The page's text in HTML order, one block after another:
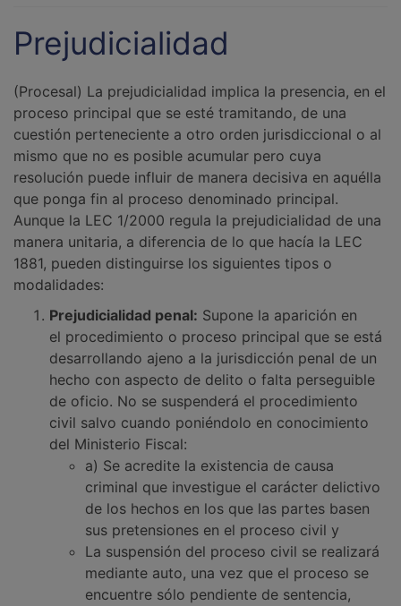
Prejudicialidad
(Procesal) La prejudicialidad implica la presencia, en el
proceso principal que se esté tramitando, de una
cuestión perteneciente a otro orden jurisdiccional o al
mismo que no es posible acumular pero cuya
resolución puede influir de manera decisiva en aquélla
que ponga fin al proceso denominado principal.
Aunque la LEC 1/2000 regula la prejudicialidad de una
manera unitaria, a diferencia de lo que hacía la LEC
1881, pueden distinguirse los siguientes tipos o
modalidades:
Prejudicialidad penal: Supone la aparición en
el procedimiento o proceso principal que se está
desarrollando ajeno a la jurisdicción penal de un
hecho con aspecto de delito o falta perseguible
de oficio. No se suspenderá el procedimiento
civil salvo cuando poniéndolo en conocimiento
del Ministerio Fiscal:
a) Se acredite la existencia de causa
criminal que investigue el carácter delictivo
de los hechos en los que las partes basen
sus pretensiones en el proceso civil y
La suspensión del proceso civil se realizará
mediante auto, una vez que el proceso se
encuentre sólo pendiente de sentencia,